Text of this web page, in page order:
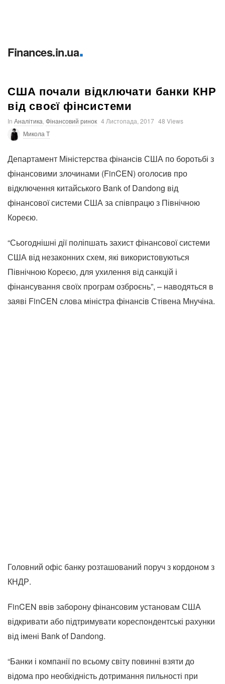
Finances.in.ua.
США почали відключати банки КНР
від своєї фінсистеми
In Аналітика Фінансовий ринок 4 Листопада, 2017 48 Views
Микола T
Департамент Міністерства фінансів США по боротьбі з
фінансовими злочинами (FinCEN) оголосив про
відключення китайського Bank of Dandong від
фінансової системи США за співпрацю з Північною
Кореєю.
“Сьогоднішні дії поліпшать захист фінансової системи
США від незаконних схем, які використовуються
Північною Кореєю, для ухилення від санкцій і
фінансування своїх програм озброєнь”, – наводяться в
заяві FinCEN слова міністра фінансів Стівена Мнучіна.
Головний офіс банку розташований поруч з кордоном з
КНДР.
FinCEN ввів заборону фінансовим установам США
відкривати або підтримувати кореспондентські рахунки
від імені Bank of Dandong.
“Банки і компанії по всьому світу повинні взяти до
відома про необхідність дотримання пильності при